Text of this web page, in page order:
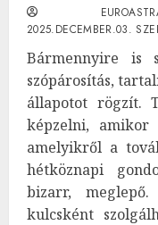
2025.DECEMBER.03.
Bármennyire is
szópárosítás,
állapotot rögzít.
képzelni,
amelyikről a
hétköznapi
bizarr,
kulcsként